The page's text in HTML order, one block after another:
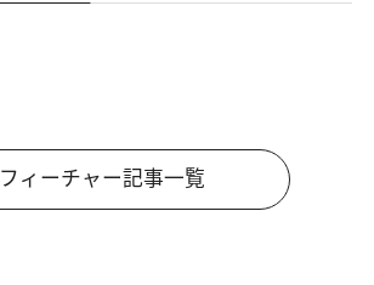
フィーチャー記事一覧